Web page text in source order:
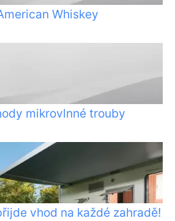
Whiskey
mikrovlnné trouby
vhod na každé zahradě!